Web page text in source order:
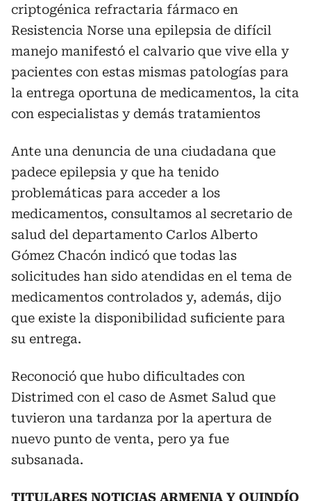
criptogénica refractaria fármaco en
Resistencia Norse una epilepsia de difícil
manejo manifestó el calvario que vive ella y
pacientes con estas mismas patologías para
la entrega oportuna de medicamentos, la cita
con especialistas y demás tratamientos
Ante una denuncia de una ciudadana que
padece epilepsia y que ha tenido
problemáticas para acceder a los
medicamentos, consultamos al secretario de
salud del departamento Carlos Alberto
Gómez Chacón indicó que todas las
solicitudes han sido atendidas en el tema de
medicamentos controlados y, además, dijo
que existe la disponibilidad suficiente para
su entrega.
Reconoció que hubo dificultades con
Distrimed con el caso de Asmet Salud que
tuvieron una tardanza por la apertura de
nuevo punto de venta, pero ya fue
subsanada.
TITULARES NOTICIAS ARMENIA Y QUINDÍO